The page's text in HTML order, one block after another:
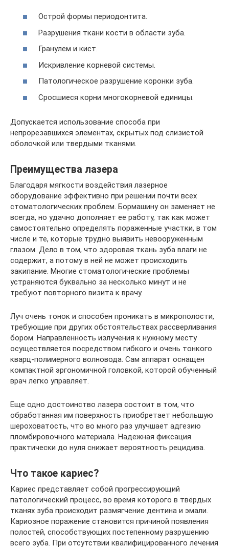
Острой формы периодонтита.
Разрушения ткани кости в области зуба.
Гранулем и кист.
Искривление корневой системы.
Патологическое разрушение коронки зуба.
Сросшиеся корни многокорневой единицы.
Допускается использование способа при
непрорезавшихся элементах, скрытых под слизистой
оболочкой или твердыми тканями.
Преимущества лазера
Благодаря мягкости воздействия лазерное
оборудование эффективно при решении почти всех
стоматологических проблем. Бормашину он заменяет не
всегда, но удачно дополняет ее работу, так как может
самостоятельно определять пораженные участки, в том
числе и те, которые трудно выявить невооруженным
глазом. Дело в том, что здоровая ткань зуба влаги не
содержит, а потому в ней не может происходить
закипание. Многие стоматологические проблемы
устраняются буквально за несколько минут и не
требуют повторного визита к врачу.
Луч очень тонок и способен проникать в микрополости,
требующие при других обстоятельствах рассверливания
бором. Направленность излучения к нужному месту
осуществляется посредством гибкого и очень тонкого
кварц-полимерного волновода. Сам аппарат оснащен
компактной эргономичной головкой, которой обученный
врач легко управляет.
Еще одно достоинство лазера состоит в том, что
обработанная им поверхность приобретает небольшую
шероховатость, что во много раз улучшает адгезию
пломбировочного материала. Надежная фиксация
практически до нуля снижает вероятность рецидива.
Что такое кариес?
Кариес представляет собой прогрессирующий
патологический процесс, во время которого в твёрдых
тканях зуба происходит размягчение дентина и эмали.
Кариозное поражение становится причиной появления
полостей, способствующих постепенному разрушению
всего зуба. При отсутствии квалифицированного лечения